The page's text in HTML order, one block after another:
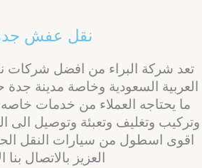
نقل عفش
تعد شركة البراء من افضل شركات
السعودية وخاصة مدينة
ما يحتاجه العملاء من خدمات
وتغليف وتعبئة وتوصيل الى
اقوى اسطول من سيارات النقل
العزيز بالاتصال بنا